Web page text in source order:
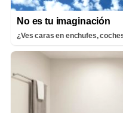
No es tu imaginación
¿Ves caras en enchufes,